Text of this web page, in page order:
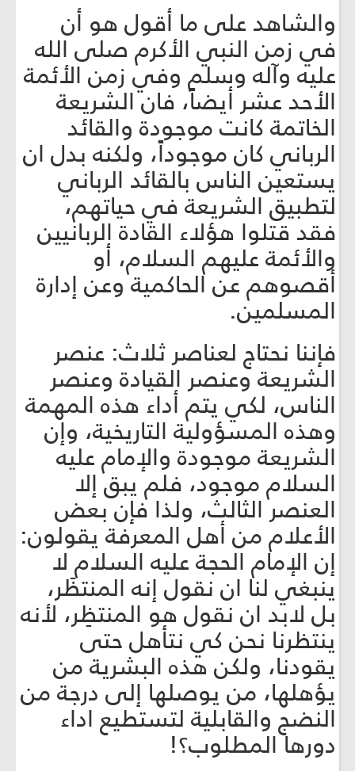
والشاهد على ما أقول هو أن
في زمن النبي الأكرم صلى الله
عليه وآله وسلم وفي زمن الأئمة
الأحد عشر أيضاً، فان الشريعة
الخاتمة كانت موجودة والقائد
الرباني كان موجوداً، ولكنه بدل ان
يستعين الناس بالقائد الرباني
لتطبيق الشريعة في حياتهم،
فقد قتلوا هؤلاء القادة الربانيين
والأئمة عليهم السلام، أو
أقصوهم عن الحاكمية وعن إدارة
المسلمين.
فإننا نحتاج لعناصر ثلاث: عنصر
الشريعة وعنصر القيادة وعنصر
الناس، لكي يتم أداء هذه المهمة
وهذه المسؤولية التاريخية، وإن
الشريعة موجودة والإمام عليه
السلام موجود، فلم يبق إلا
العنصر الثالث، ولذا فإن بعض
الأعلام من أهل المعرفة يقولون:
إن الإمام الحجة عليه السلام لا
ينبغي لنا ان نقول إنه المنتظَر،
بل لابد ان نقول هو المنتظِر، لأنه
ينتظرنا نحن كي نتأهل حتى
يقودنا، ولكن هذه البشرية من
يؤهلها، من يوصلها إلى درجة من
النضج والقابلية لتستطيع اداء
دورها المطلوب؟!